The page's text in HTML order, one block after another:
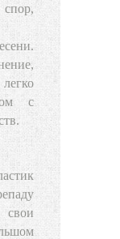
с
свои